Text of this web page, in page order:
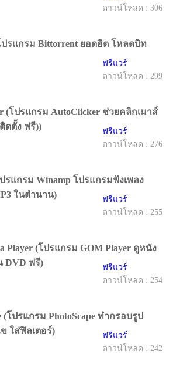
ดาวน์โหลด : 306
ปรแกรม Bittorrent ยอดฮิต โหลดบิท
ฟรีแวร์
ดาวน์โหลด : 299
(โปรแกรม AutoClicker ช่วยคลิกเมาส์
ดตั้ง ฟรี))
ฟรีแวร์
ดาวน์โหลด : 276
รแกรม Winamp โปรแกรมฟังเพลง
ในตำนาน)
ฟรีแวร์
ดาวน์โหลด : 255
Player (โปรแกรม GOM Player ดูหนัง
DVD ฟรี)
ฟรีแวร์
ดาวน์โหลด : 254
(โปรแกรม PhotoScape ทำกรอบรูป
ใส่ฟิลเตอร์)
ฟรีแวร์
ดาวน์โหลด : 242